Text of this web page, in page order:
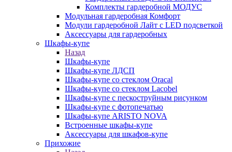
Комплекты гардеробной МОДУС
Модульная гардеробная Комфорт
Модули гардеробной Лайт с LED подсветкой
Аксессуары для гардеробных
Шкафы-купе
Назад
Шкафы-купе
Шкафы-купе ЛДСП
Шкафы-купе со стеклом Oracal
Шкафы-купе со стеклом Lacobel
Шкафы-купе с пескоструйным рисунком
Шкафы-купе с фотопечатью
Шкафы-купе ARISTO NOVA
Встроенные шкафы-купе
Аксессуары для шкафов-купе
Прихожие